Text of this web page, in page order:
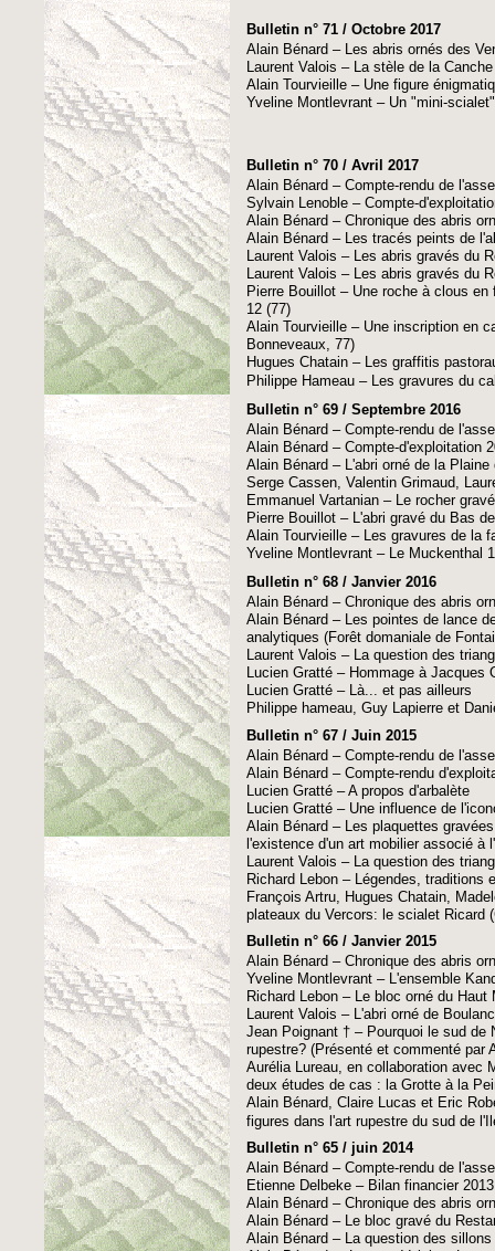
Bulletin n° 71 / Octobre 2017
Alain Bénard – Les abris ornés des
Laurent Valois – La stèle de la
Alain Tourvieille – Une figure
Yveline Montlevrant – Un "mini-
Bulletin n° 70 / Avril 2017
Alain Bénard – Compte-rendu de
Sylvain Lenoble – Compte-
Alain Bénard – Chronique des abris
Alain Bénard – Les tracés peints de
Laurent Valois – Les abris gravés du
Laurent Valois – Les abris gravés du
Pierre Bouillot – Une roche à clous
12 (77)
Alain Tourvieille – Une inscription en
Bonneveaux, 77)
Hugues Chatain – Les graffitis
Philippe Hameau – Les gravures du
Bulletin n° 69 / Septembre 2016
Alain Bénard – Compte-rendu de
Alain Bénard – Compte-d'exploitation
Alain Bénard – L'abri orné de la
Serge Cassen, Valentin Grimaud,
Emmanuel Vartanian – Le rocher
Pierre Bouillot – L'abri gravé du Bas
Alain Tourvieille – Les gravures de la
Yveline Montlevrant – Le Muckenthal
Bulletin n° 68 / Janvier 2016
Alain Bénard – Chronique des abris
Alain Bénard – Les pointes de lance
analytiques (Forêt domaniale de
Laurent Valois – La question des
Lucien Gratté – Hommage à Jacques
Lucien Gratté – Là... et pas ailleurs
Philippe hameau, Guy Lapierre et
Bulletin n° 67 / Juin 2015
Alain Bénard – Compte-rendu de
Alain Bénard – Compte-rendu
Lucien Gratté – A propos d'arbalète
Lucien Gratté – Une influence de
Alain Bénard – Les plaquettes
l'existence d'un art mobilier associé à
Laurent Valois – La question des
Richard Lebon – Légendes, traditions
François Artru, Hugues Chatain,
plateaux du Vercors: le scialet Ricard
Bulletin n° 66 / Janvier 2015
Alain Bénard – Chronique des abris
Yveline Montlevrant – L'ensemble
Richard Lebon – Le bloc orné du
Laurent Valois – L'abri orné de
Jean Poignant † – Pourquoi le sud de
rupestre? (Présenté et commenté par
Aurélia Lureau, en collaboration avec
deux études de cas : la Grotte à la
Alain Bénard, Claire Lucas et Eric
figures dans l'art rupestre du sud de
Bulletin n° 65 / juin 2014
Alain Bénard – Compte-rendu de
Etienne Delbeke – Bilan financier 2013
Alain Bénard – Chronique des abris
Alain Bénard – Le bloc gravé du
Alain Bénard – La question des